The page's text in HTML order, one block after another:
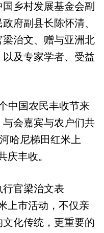
乡村发展基金会副
府副县长陈怀清、
治文、赠与亚洲北
及专家学者、受益
国农民丰收节来
会嘉宾与农户们共
哈尼梯田红米上
庆丰收。
官梁治文表
上市活动，不仅亲
化传统，更重要的